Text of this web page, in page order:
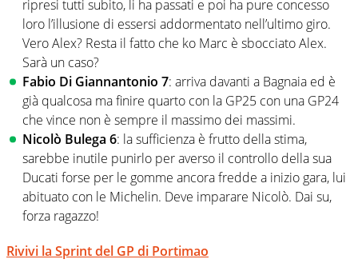
ripresi tutti subito, li ha passati e poi ha pure concesso
loro l’illusione di essersi addormentato nell’ultimo giro.
Vero Alex? Resta il fatto che ko Marc è sbocciato Alex.
Sarà un caso?
Fabio Di Giannantonio 7: arriva davanti a Bagnaia ed è
già qualcosa ma finire quarto con la GP25 con una GP24
che vince non è sempre il massimo dei massimi.
Nicolò Bulega 6: la sufficienza è frutto della stima,
sarebbe inutile punirlo per averso il controllo della sua
Ducati forse per le gomme ancora fredde a inizio gara, lui
abituato con le Michelin. Deve imparare Nicolò. Dai su,
forza ragazzo!
Rivivi la Sprint del GP di Portimao